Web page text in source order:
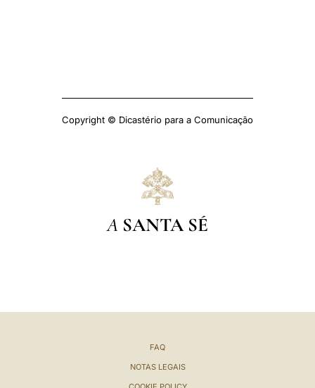
Copyright © Dicastério para a Comunicação
A SANTA SÉ
FAQ
NOTAS LEGAIS